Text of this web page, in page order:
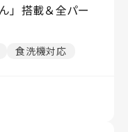
」搭載＆全パー
食洗機対応